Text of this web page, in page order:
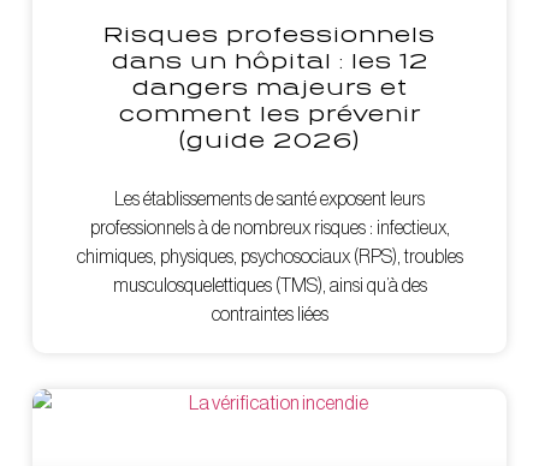
Risques professionnels
dans un hôpital : les 12
dangers majeurs et
comment les prévenir
(guide 2026)
Les établissements de santé exposent leurs
professionnels à de nombreux risques : infectieux,
chimiques, physiques, psychosociaux (RPS), troubles
musculosquelettiques (TMS), ainsi qu’à des
contraintes liées